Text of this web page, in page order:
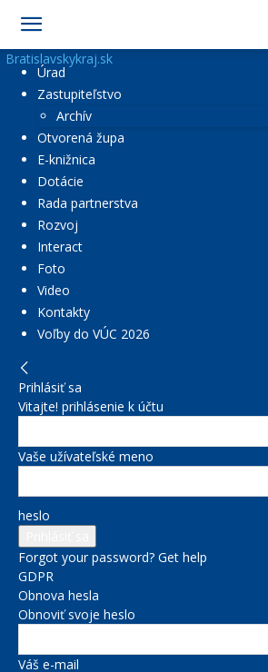
Bratislavskykraj.sk
Úrad
Zastupiteľstvo
Archív
Otvorená župa
E-knižnica
Dotácie
Rada partnerstva
Rozvoj
Interact
Foto
Video
Kontakty
Voľby do VÚC 2026
Prihlásiť sa
Vitajte! prihlásenie k účtu
Vaše užívateľské meno
heslo
Forgot your password? Get help
GDPR
Obnova hesla
Obnoviť svoje heslo
Váš e-mail